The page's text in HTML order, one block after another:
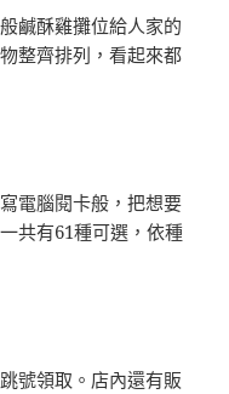
鹹酥雞攤位給人家的
整齊排列，看起來都
電腦閱卡般，把想要
共有61種可選，依種
號領取。店內還有販